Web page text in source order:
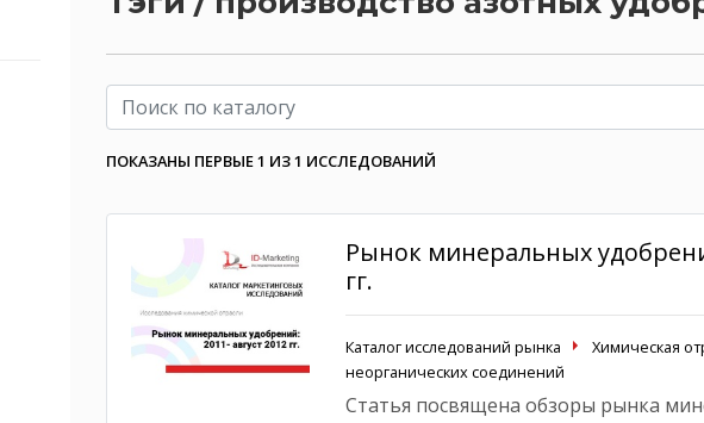
ПОКАЗАНЫ ПЕРВЫЕ 1 ИЗ 1 ИССЛЕДОВАНИЙ
Рынок минеральных
гг.
Каталог исследований рынка Химическая
неорганических соединений
Статья посвящена обзоры рынка